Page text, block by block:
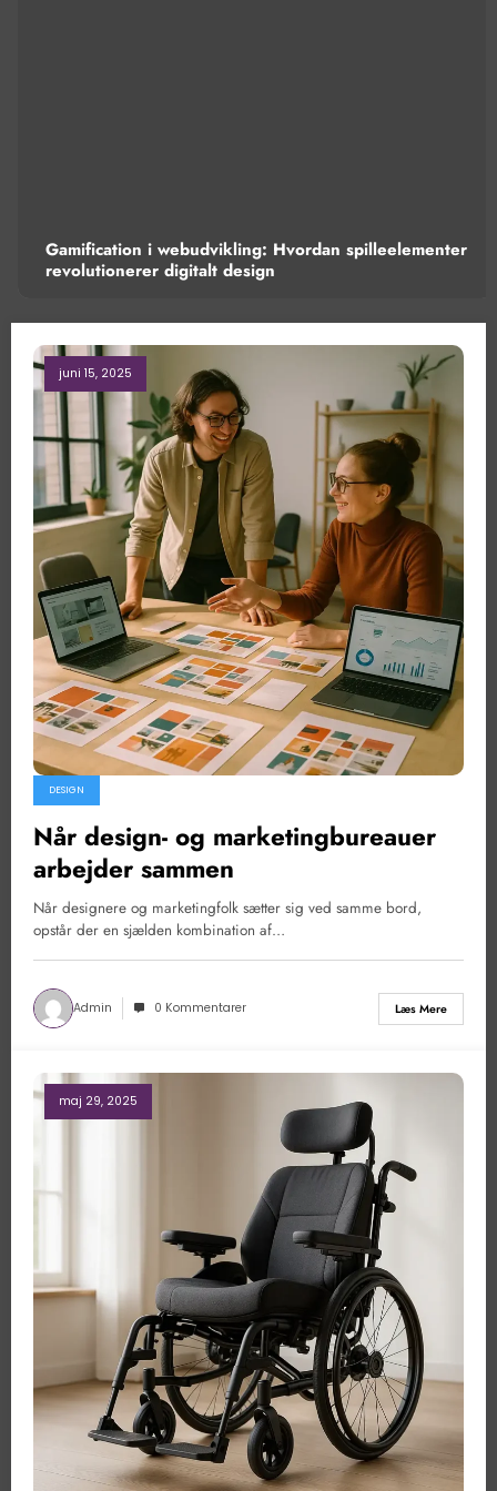
Gamification i webudvikling: Hvordan spilleelementer
revolutionerer digitalt design
juni 15, 2025
DESIGN
Når design- og marketingbureauer
arbejder sammen
Når designere og marketingfolk sætter sig ved samme bord,
opstår der en sjælden kombination af…
Admin 0 Kommentarer Læs Mere
maj 29, 2025